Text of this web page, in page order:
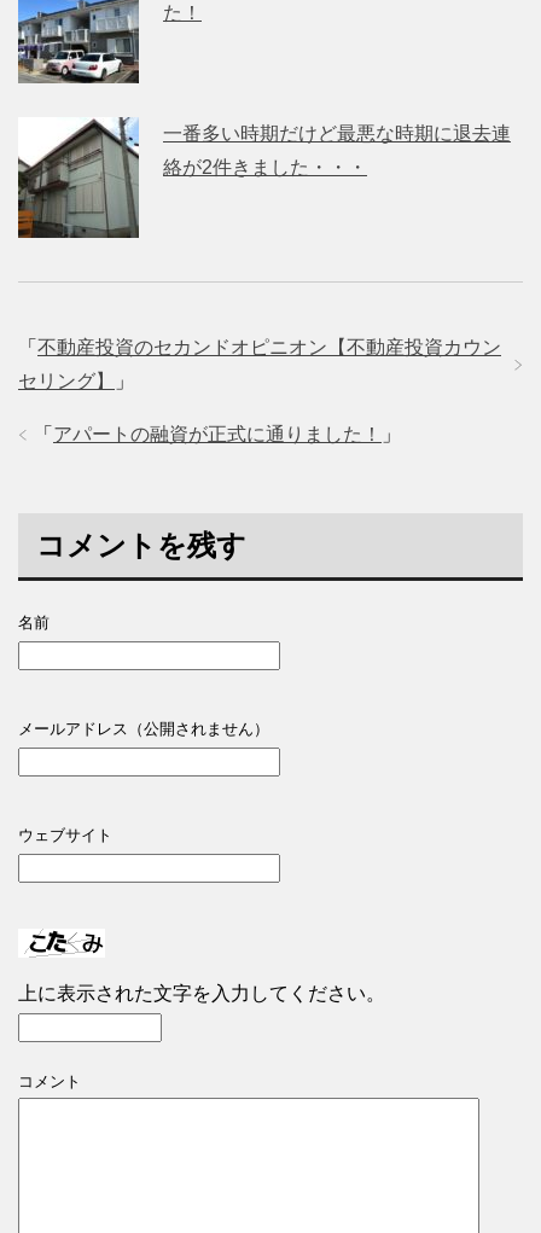
た！
一番多い時期だけど最悪な時期に退去連
絡が2件きました・・・
「 不動産投資のセカンドオピニオン【不動産投資カウン
セリング】
」
「 アパートの融資が正式に通りました！ 」
コメントを残す
名前
メールアドレス（公開されません）
ウェブサイト
上に表示された文字を入力してください。
コメント